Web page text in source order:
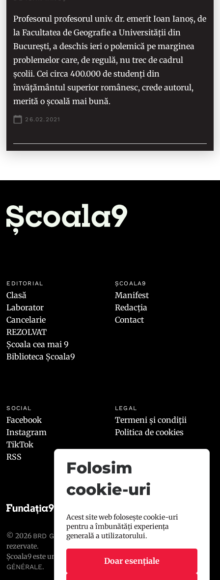
Profesorul profesorul univ. dr. emerit Ioan Ianoș, de
la Facultatea de Geografie a Universității din
București, a deschis ieri o polemică pe marginea
problemelor care, de regulă, nu trec de cadrul
școlii. Cei circa 400.000 de studenți din
învățământul superior românesc, crede autorul,
merită o școală mai bună.
26.02.2021
EDITORIAL
Clasă
Laborator
Cancelarie
REZOLVAT
Școala cea mai 9
Biblioteca Școala9
ȘCOALA9
Manifest
Redacția
Contact
SOCIAL
Facebook
Instagram
TikTok
RSS
LEGAL
Termeni și condiții
Politica de cookies
© 2026 BRD GROUPE SOCIÉTÉ GÉNÉRALE
rezervate.
Școala9 este un proiect susținut de
BRD GROUPE SOCIÉTÉ
GÉNÉRALE.
Folosim
cookie-uri
Acest site web folosește cookie-uri
pentru a îmbunătăți experiența
generală a utilizatorului.
Doar esențiale